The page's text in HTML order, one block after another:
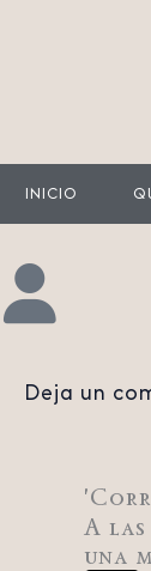
INICIO
Deja un
A las
una